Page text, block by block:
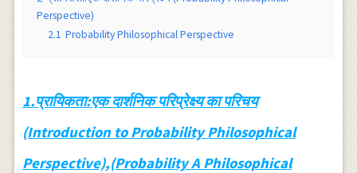
Perspective)
2.1 Probability Philosophical Perspective
1.प्रायिकता:एक दार्शनिक परिप्रेक्ष्य का परिचय
(Introduction to Probability Philosophical
Perspective),(Probability A Philosophical